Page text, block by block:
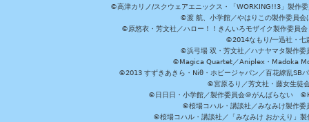
©高津カリノ/スクウェアエニックス・「WORKING!!3」製作
©渡 航、小学館／やはりこの製作委員
©原悠衣・芳文社／ハロー！！きんいろモザイク製作委員
©2014なもり/一迅社・
©浜弓場 双・芳文社／ハナヤマタ製作
©Magica Quartet／Aniplex・Madoka
©2013 すずきあきら・Niθ・ホビージャパン／百花繚乱
©宮原るり／芳文社・藤女生徒
©日日日・小学館／製作委員会＠がんばらない
©桜場コハル・講談社／みなみけ製作
©桜場コハル・講談社／「みなみけ おかえり」